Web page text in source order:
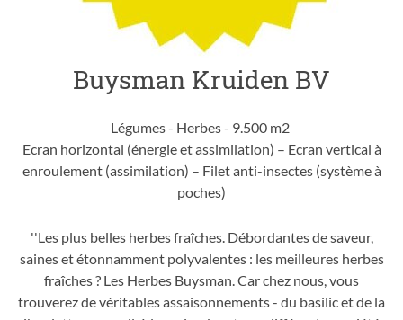
Buysman Kruiden BV
Légumes - Herbes - 9.500 m2
Ecran horizontal (énergie et assimilation) – Ecran vertical à
enroulement (assimilation) – Filet anti-insectes (système à
poches)
''Les plus belles herbes fraîches. Débordantes de saveur,
saines et étonnamment polyvalentes : les meilleures herbes
fraîches ? Les Herbes Buysman. Car chez nous, vous
trouverez de véritables assaisonnements - du basilic et de la